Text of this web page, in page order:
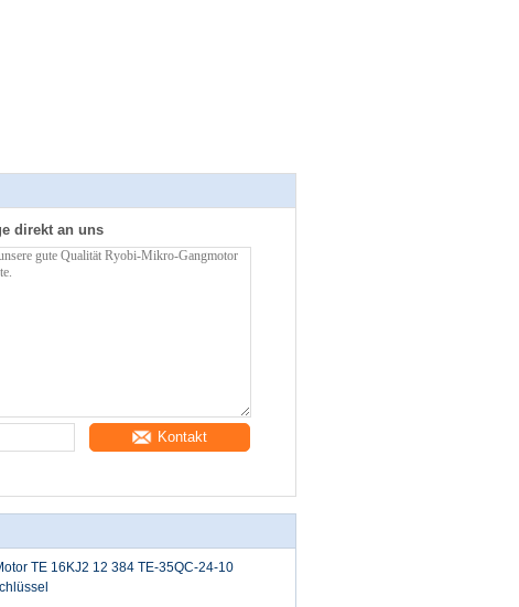
direkt an uns
Kontakt
TE 16KJ2 12 384 TE-35QC-24-10